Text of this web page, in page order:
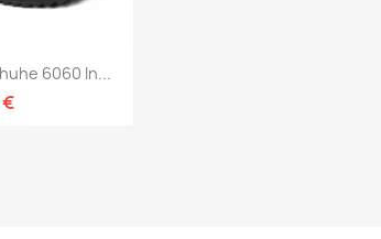
6060 In...